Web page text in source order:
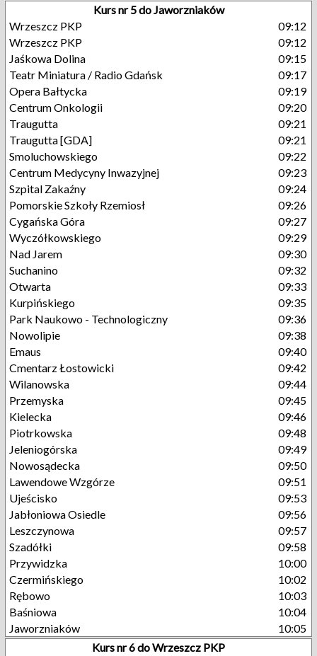
Kurs nr 5 do Jaworzniaków
Wrzeszcz PKP
09:12
Wrzeszcz PKP
09:12
Jaśkowa Dolina
09:15
Teatr Miniatura / Radio Gdańsk
09:17
Opera Bałtycka
09:19
Centrum Onkologii
09:20
Traugutta
09:21
Traugutta [GDA]
09:21
Smoluchowskiego
09:22
Centrum Medycyny Inwazyjnej
09:23
Szpital Zakaźny
09:24
Pomorskie Szkoły Rzemiosł
09:26
Cygańska Góra
09:27
Wyczółkowskiego
09:29
Nad Jarem
09:30
Suchanino
09:32
Otwarta
09:33
Kurpińskiego
09:35
Park Naukowo - Technologiczny
09:36
Nowolipie
09:38
Emaus
09:40
Cmentarz Łostowicki
09:42
Wilanowska
09:44
Przemyska
09:45
Kielecka
09:46
Piotrkowska
09:48
Jeleniogórska
09:49
Nowosądecka
09:50
Lawendowe Wzgórze
09:51
Ujeścisko
09:53
Jabłoniowa Osiedle
09:56
Leszczynowa
09:57
Szadółki
09:58
Przywidzka
10:00
Czermińskiego
10:02
Rębowo
10:03
Baśniowa
10:04
Jaworzniaków
10:05
Kurs nr 6 do Wrzeszcz PKP